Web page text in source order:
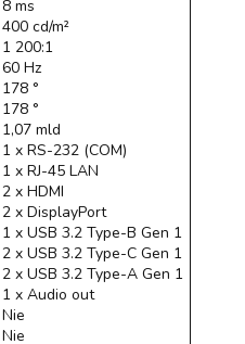
8 ms
400 cd/m²
1 200:1
60 Hz
178 °
178 °
1,07 mld
1 x RS-232 (COM)
1 x RJ-45 LAN
2 x HDMI
2 x DisplayPort
1 x USB 3.2 Type-B Gen 1
2 x USB 3.2 Type-C Gen 1
2 x USB 3.2 Type-A Gen 1
1 x Audio out
Nie
Nie